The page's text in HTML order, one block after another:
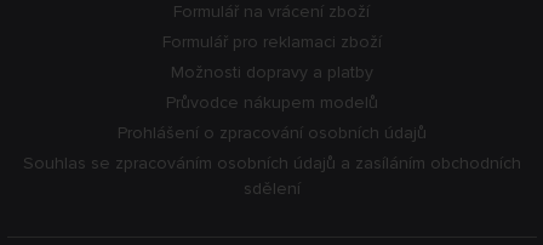
Formulář na vrácení zboží
Formulář pro reklamaci zboží
Možnosti dopravy a platby
Průvodce nákupem modelů
Prohlášení o zpracování osobních údajů
Souhlas se zpracováním osobních údajů a zasíláním obchodních
sdělení